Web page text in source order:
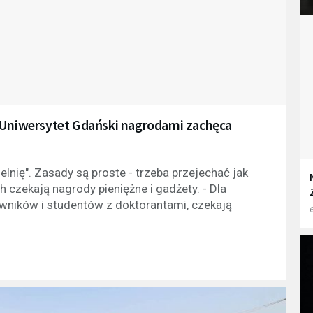
Gdański nagrodami zachęca
Zasady są proste - trzeba przejechać jak
nagrody pieniężne i gadżety. - Dla
i studentów z doktorantami, czekają